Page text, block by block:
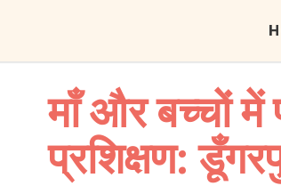
माँ और बच्चों में
प्रशिक्षण: